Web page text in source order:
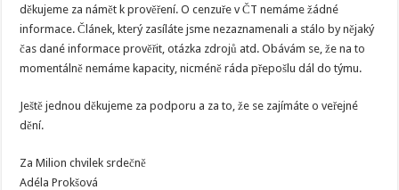
děkujeme za námět k prověření. O cenzuře v ČT nemáme žádné
informace. Článek, který zasíláte jsme nezaznamenali a stálo by nějaký
čas dané informace prověřit, otázka zdrojů atd. Obávám se, že na to
momentálně nemáme kapacity, nicméně ráda přepošlu dál do týmu.
Ještě jednou děkujeme za podporu a za to, že se zajímáte o veřejné
dění.
Za Milion chvilek srdečně
Adéla Prokšová